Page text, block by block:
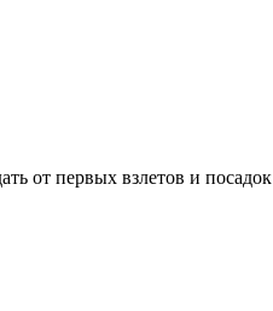
от первых взлетов и посадок